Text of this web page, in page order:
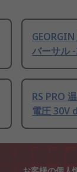
バーサル -
RS PRO
電圧 30V